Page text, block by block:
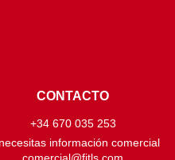
CONTACTO
+34 670 035 253
información comercial